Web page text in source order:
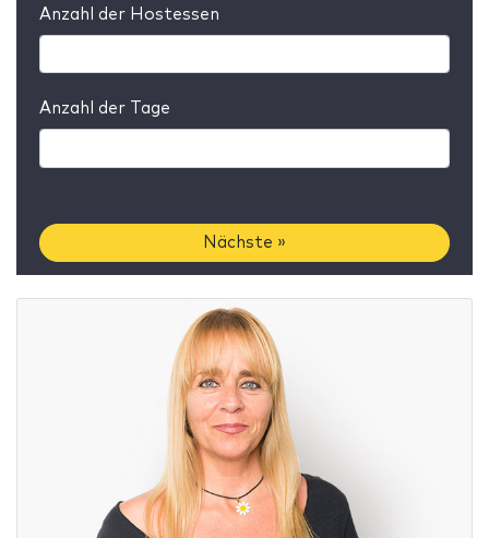
Anzahl der Hostessen
Anzahl der Tage
Nächste »